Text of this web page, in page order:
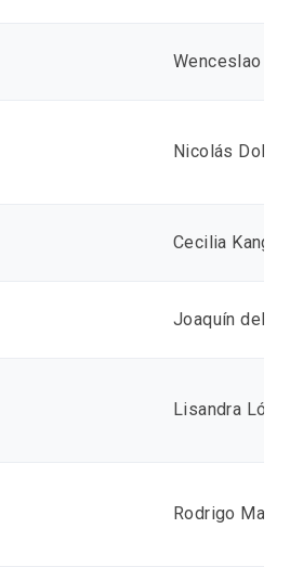
Wenceslao
Nicolás
Cecilia Kang
Joaquín del
Lisandra
Rodrigo Marín